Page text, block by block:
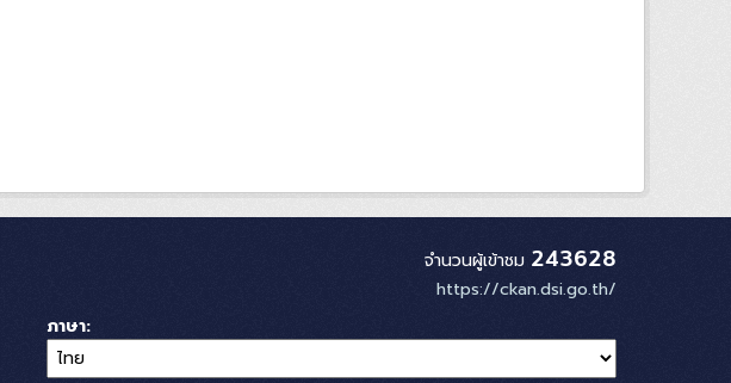
จำนวนผู้เข้าชม 243628
https://ckan.dsi.go.th/
ภาษา